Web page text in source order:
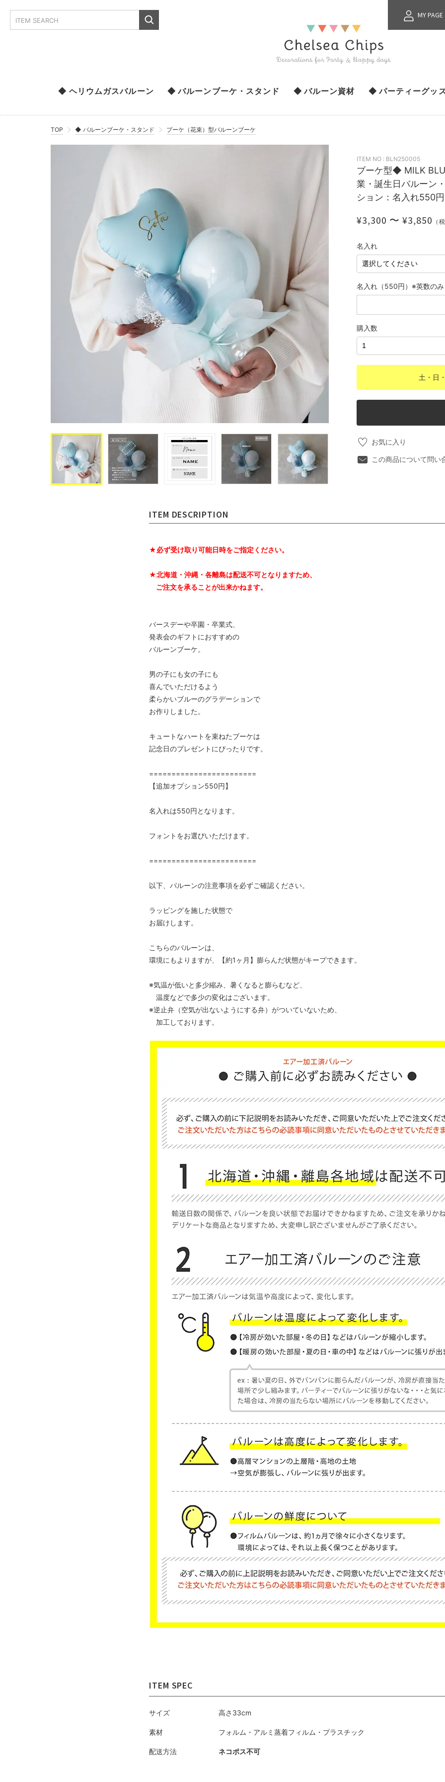
MY PAGE
◆ ヘリウムガスバルーン ◆ バルーンブーケ・スタンド ◆ バルーン資材 ◆ パーティーグッ
TOP ◆ バルーンブーケ・スタンド ブーケ（花束）型バルーンブーケ
ITEM NO : BLN250005
ブーケ型◆ MILK
業・誕生日バルーン
ション：名入れ550
¥3,300 〜 ¥3,850 （
名入れ
名入れ（550円）※英数のみ
購入数
土・日
お気に入り
この商品について問い
ITEM DESCRIPTION
★必ず受け取り可能日時をご指定ください。
★北海道・沖縄・各離島は配送不可となりますため、
ご注文を承ることが出来かねます。
バースデーや卒園・卒業式、
発表会のギフトにおすすめの
バルーンブーケ。
男の子にも女の子にも
喜んでいただけるよう
柔らかいブルーのグラデーションで
お作りしました。
キュートなハートを束ねたブーケは
記念日のプレゼントにぴったりです。
========================
【追加オプション550円】
名入れは550円となります。
フォントをお選びいただけます。
========================
以下、バルーンの注意事項を必ずご確認ください。
ラッピングを施した状態で
お届けします。
こちらのバルーンは、
環境にもよりますが、【約1ヶ月】膨らんだ状態がキープできます。
※気温が低いと多少縮み、暑くなると膨らむなど、
温度などで多少の変化はございます。
※逆止弁（空気が出ないようにする弁）がついていないため、
加工しております。
サイズ 高さ33cm
素材 フォルム・アルミ蒸着フィルム・プラスチック
配送方法 ネコポス不可